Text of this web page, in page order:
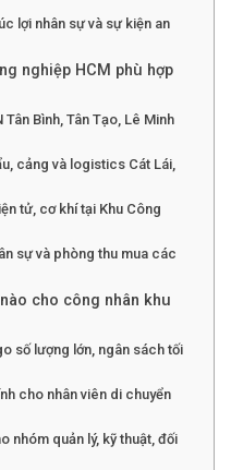
lợi nhân sự và sự kiện an
nghiệp HCM phù hợp
Bình, Tân Tạo, Lê Minh
cảng và logistics Cát Lái,
tử, cơ khí tại Khu Công
sự và phòng thu mua các
cho công nhân khu
số lượng lớn, ngân sách tối
cho nhân viên di chuyển
nhóm quản lý, kỹ thuật, đối